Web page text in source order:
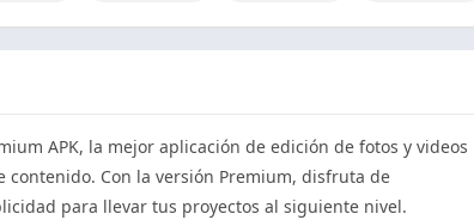
APK, la mejor aplicación de edición de fotos y videos
Con la versión Premium, disfruta de
para llevar tus proyectos al siguiente nivel.